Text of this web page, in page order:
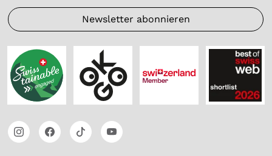
Newsletter abonnieren